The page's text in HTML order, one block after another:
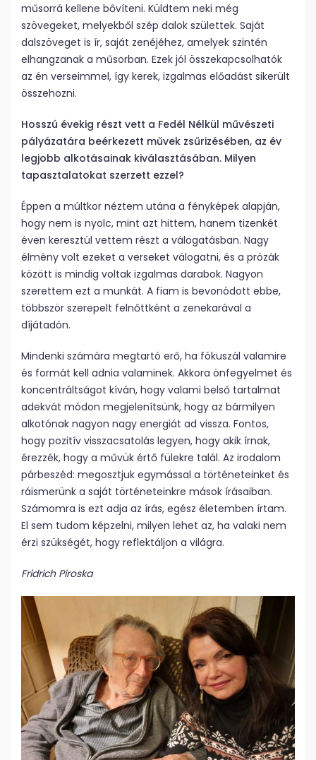
műsorrá kellene bővíteni. Küldtem neki még
szövegeket, melyekből szép dalok születtek. Saját
dalszöveget is ír, saját zenéjéhez, amelyek szintén
elhangzanak a műsorban. Ezek jól összekapcsolhatók
az én verseimmel, így kerek, izgalmas előadást sikerült
összehozni.
Hosszú évekig részt vett a Fedél Nélkül művészeti
pályázatára beérkezett művek zsűrizésében, az év
legjobb alkotásainak kiválasztásában. Milyen
tapasztalatokat szerzett ezzel?
Éppen a múltkor néztem utána a fényképek alapján,
hogy nem is nyolc, mint azt hittem, hanem tizenkét
éven keresztül vettem részt a válogatásban. Nagy
élmény volt ezeket a verseket válogatni, és a prózák
között is mindig voltak izgalmas darabok. Nagyon
szerettem ezt a munkát. A fiam is bevonódott ebbe,
többször szerepelt felnőttként a zenekarával a
díjátadón.
Mindenki számára megtartó erő, ha fókuszál valamire
és formát kell adnia valaminek. Akkora önfegyelmet és
koncentráltságot kíván, hogy valami belső tartalmat
adekvát módon megjelenítsünk, hogy az bármilyen
alkotónak nagyon nagy energiát ad vissza. Fontos,
hogy pozitív visszacsatolás legyen, hogy akik írnak,
érezzék, hogy a művük értő fülekre talál. Az irodalom
párbeszéd: megosztjuk egymással a történeteinket és
ráismerünk a saját történeteinkre mások írásaiban.
Számomra is ezt adja az írás, egész életemben írtam.
El sem tudom képzelni, milyen lehet az, ha valaki nem
érzi szükségét, hogy reflektáljon a világra.
Fridrich Piroska